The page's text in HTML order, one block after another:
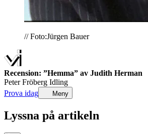
// Foto:Jürgen Bauer
Recension: ”Hemma” av Judith Herman
Peter Fröberg Idling
Prova idag
Meny
Lyssna på artikeln